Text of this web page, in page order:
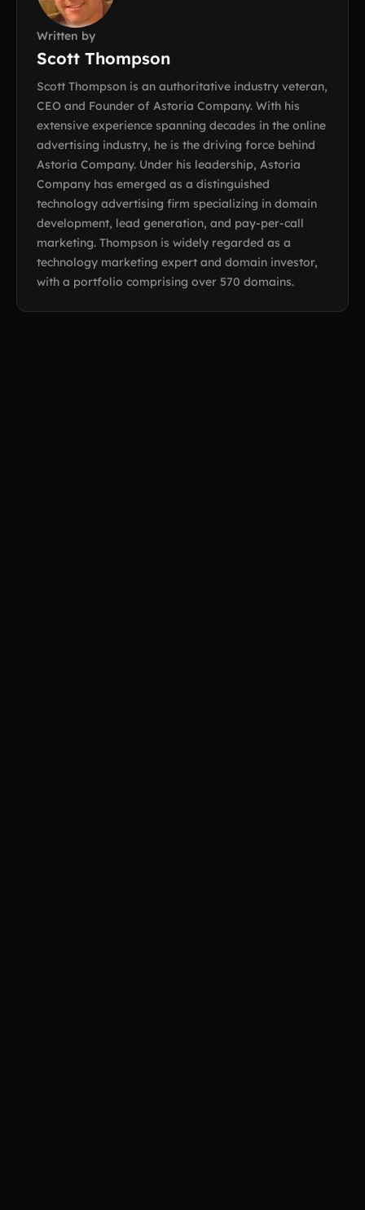
Written by
Scott Thompson
Scott Thompson is an authoritative industry veteran,
CEO and Founder of Astoria Company. With his
extensive experience spanning decades in the online
advertising industry, he is the driving force behind
Astoria Company. Under his leadership, Astoria
Company has emerged as a distinguished
technology advertising firm specializing in domain
development, lead generation, and pay-per-call
marketing. Thompson is widely regarded as a
technology marketing expert and domain investor,
with a portfolio comprising over 570 domains.